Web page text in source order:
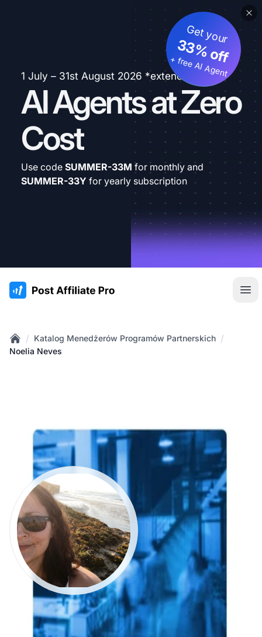
1 July – 31st August 2026 *extended
AI Agents at Zero
Cost
Get your
33% off
+ free AI Agent
Use code SUMMER-33M for monthly and
SUMMER-33Y for yearly subscription
:site.title
Home
/ Katalog Menedżerów Programów Partnerskich /
Noelia Neves